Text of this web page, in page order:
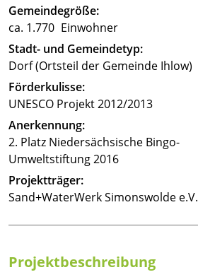
Gemeindegröße:
ca. 1.770
Stadt- und Gemeindetyp:
Dorf (Ortsteil der Gemeinde Ihlow)
Förderkulisse:
UNESCO Projekt 2012/2013
Anerkennung:
2. Platz Niedersächsische Bingo-
Umweltstiftung 2016
Projektträger:
Sand+WaterWerk Simonswolde e.V.
Projektbeschreibung